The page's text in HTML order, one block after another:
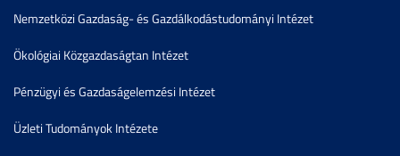
Nemzetközi Gazdaság- és Gazdálkodástudományi Intézet
Ökológiai Közgazdaságtan Intézet
Pénzügyi és Gazdaságelemzési Intézet
Üzleti Tudományok Intézete